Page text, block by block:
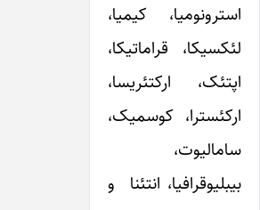
استرونومیا، کیمیا،
لئکسیکا، قراماتیکا،
اپتئک، ارکتئریسا،
ارکئسترا، کوسمیک،
سامالیوت،
بیبلیوقرافیا، انتئنا و